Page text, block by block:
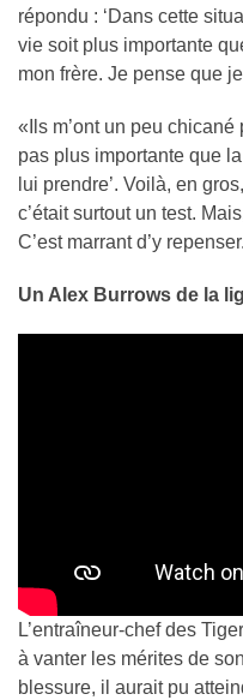
répondu : ‘Dans cette
vie soit plus importante
mon frère. Je pense que
«Ils m’ont un peu chicané
pas plus importante que
lui prendre’. Voilà, en
c’était surtout un test.
C’est marrant d’y
Un Alex Burrows de la
L’entraîneur-chef des
à vanter les mérites de
blessure, il aurait pu